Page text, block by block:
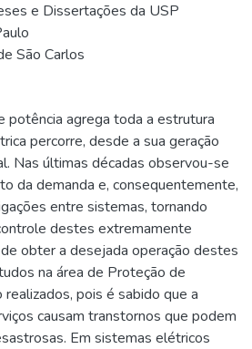
e Dissertações da USP
São Carlos
potência agrega toda a estrutura
percorre, desde a sua geração
Nas últimas décadas observou-se
da demanda e, consequentemente,
entre sistemas, tornando
destes extremamente
obter a desejada operação destes
na área de Proteção de
pois é sabido que a
causam transtornos que podem
Em sistemas elétricos